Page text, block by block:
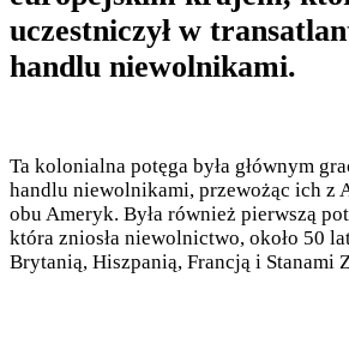
uczestniczył w
handlu niewolnikami.
Ta kolonialna potęga była głównym
handlu niewolnikami, przewożąc ich z
obu Ameryk. Była również pierwszą
która zniosła niewolnictwo, około 50
Brytanią, Hiszpanią, Francją i Stanami